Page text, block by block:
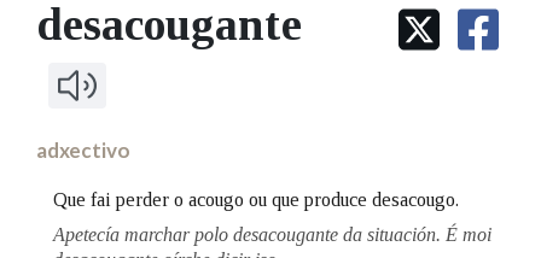
IDENTIDADE CORPORATIVA
MARCIAL DEL ADALID
FIGURAS HOMENAXEADAS
Facebook
TwitterYoutubeInstagram
Bluesky
BUSCAR NOS LEMAS
Comeza por
desacougante
adxectivo
Que fai perder o acougo ou que produce desacougo.
Apetecía marchar polo desacougante da situación. É moi